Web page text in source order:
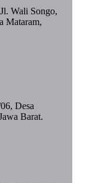
Wali Songo,
Mataram,
Desa
Barat.